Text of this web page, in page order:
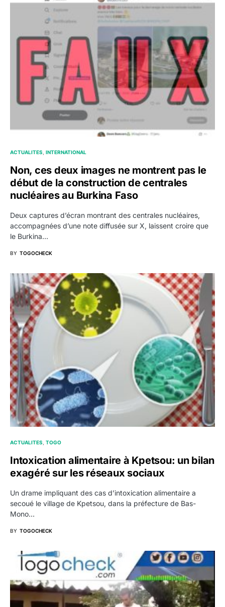
ACTUALITES INTERNATIONAL
Non, ces deux images ne montrent pas le
début de la construction de centrales
nucléaires au Burkina Faso
Deux captures d’écran montrant des centrales nucléaires,
accompagnées d’une note diffusée sur X, laissent croire que
le Burkina…
BY TOGOCHECK
ACTUALITES TOGO
Intoxication alimentaire à Kpetsou: un bilan
exagéré sur les réseaux sociaux
Un drame impliquant des cas d’intoxication alimentaire a
secoué le village de Kpetsou, dans la préfecture de Bas-
Mono…
BY TOGOCHECK